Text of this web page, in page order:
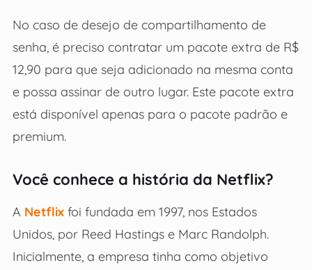
No caso de desejo de compartilhamento de
senha, é preciso contratar um pacote extra de R$
12,90 para que seja adicionado na mesma conta
e possa assinar de outro lugar. Este pacote extra
está disponível apenas para o pacote padrão e
premium.
Você conhece a história da Netflix?
A Netflixfoi fundada em 1997, nos Estados
Unidos, por Reed Hastings e Marc Randolph.
Inicialmente, a empresa tinha como objetivo